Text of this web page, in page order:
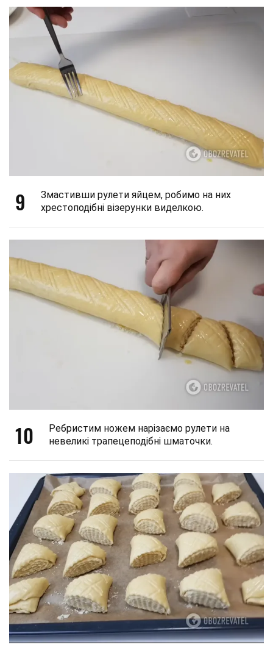
9
Змастивши рулети яйцем, робимо на них
хрестоподібні візерунки виделкою.
10
Ребристим ножем нарізаємо рулети на
невеликі трапецеподібні шматочки.